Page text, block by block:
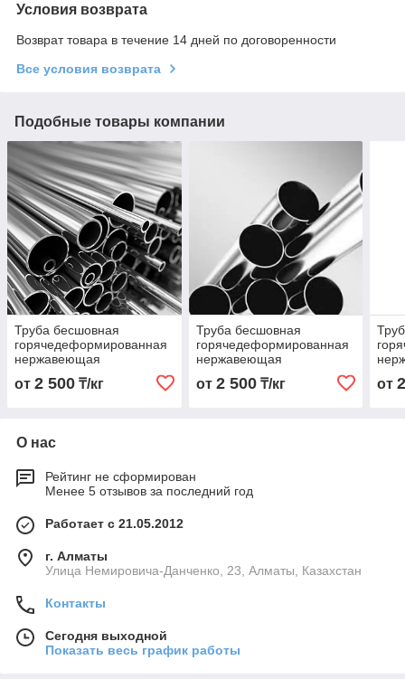
Условия возврата
Возврат товара в течение 14 дней по договоренности
Все условия возврата
Подобные товары компании
Труба бесшовная
горячедеформированная
нержавеющая
20х2,0х6000 Марка
12Х18Н10Т
от 2 500 ₸/кг
Труба бесшовная
горячедеформированная
нержавеющая
42х2,0х6000 Марка
12Х18Н10Т
от 2 500₸/кг от
О нас
Рейтинг не сформирован
Менее 5 отзывов за последний год
Работает с 21.05.2012
г. Алматы
Улица Немировича-Данченко, 23, Алматы, Казахстан
Контакты
Сегодня выходной
Показать весь график работы